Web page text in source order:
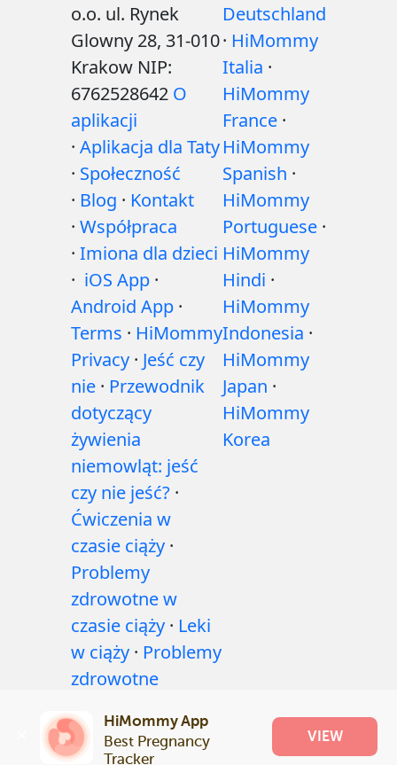
o.o. ul. Rynek
Glowny 28, 31-010
Krakow NIP:
6762528642 O
aplikacji
· Aplikacja dla Taty
· Społeczność
· Blog · Kontakt
· Współpraca
· Imiona dla dzieci
· iOS App ·
Android App ·
Terms · HiMommy
Privacy · Jeść czy
nie · Przewodnik
dotyczący
żywienia
niemowląt: jeść
czy nie jeść? ·
Ćwiczenia w
czasie ciąży ·
Problemy
zdrowotne w
czasie ciąży · Leki
w ciąży · Problemy
zdrowotne
Artykuły·Polityka
redakcyjna
Deutschland
· HiMommy
Italia ·
HiMommy
France ·
HiMommy
Spanish ·
HiMommy
Portuguese ·
HiMommy
Hindi ·
HiMommy
Indonesia ·
HiMommy
Japan ·
HiMommy
Korea
HiMommy App
Best Pregnancy
Tracker
VIEW